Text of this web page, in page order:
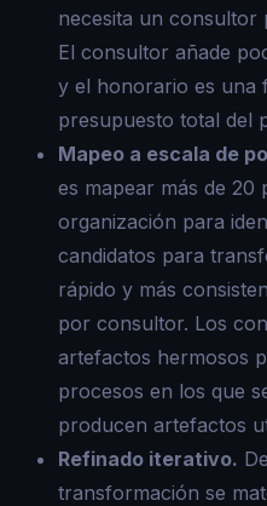
necesita un consultor
El consultor añade
y el honorario es una
presupuesto total del
Mapeo a escala de
es mapear más de 20
organización para
candidatos para
rápido y más
por consultor. Los
artefactos hermosos
procesos en los que
producen artefactos
Refinado iterativo.
transformación se